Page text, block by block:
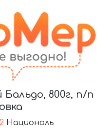
800г, п/п
Националь